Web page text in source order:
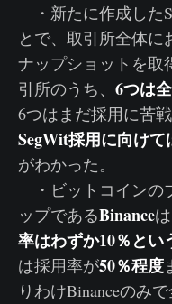
・新たに作成した
とで、取引所全体に
ナップショットを取
引所のうち、 6つは
6つはまだ採用に苦戦
SegWit採用に向け
がわかった。
・ビットコインの
ップであるBinanceは
率はわずか10％とい
は採用率が50％程度
りわけBinanceのみ